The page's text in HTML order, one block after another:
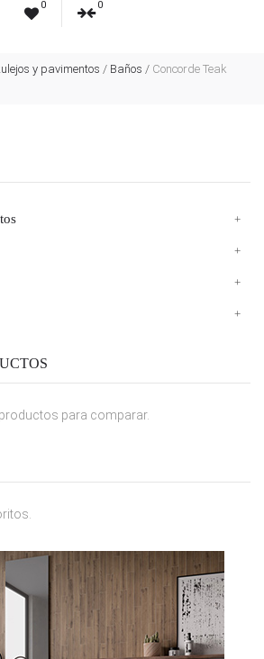
0 0
y pavimentos / Baños / Concorde Teak
para comparar.